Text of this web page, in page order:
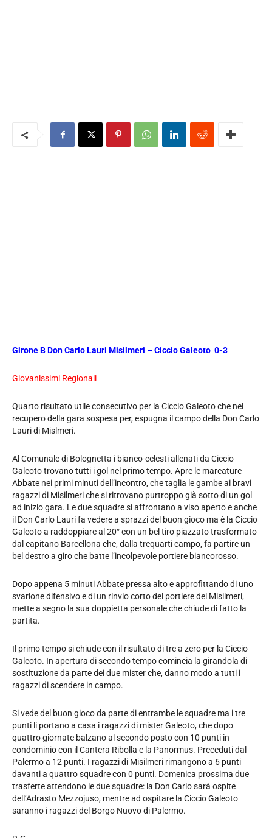
Girone B Don Carlo Lauri Misilmeri – Ciccio Galeoto 0-3
Giovanissimi Regionali
Quarto risultato utile consecutivo per la Ciccio Galeoto che nel
recupero della gara sospesa per, espugna il campo della Don Carlo
Lauri di Mislmeri.
Al Comunale di Bolognetta i bianco-celesti allenati da Ciccio
Galeoto trovano tutti i gol nel primo tempo. Apre le marcature
Abbate nei primi minuti dell’incontro, che taglia le gambe ai bravi
ragazzi di Misilmeri che si ritrovano purtroppo già sotto di un gol
ad inizio gara. Le due squadre si affrontano a viso aperto e anche
il Don Carlo Lauri fa vedere a sprazzi del buon gioco ma è la Ciccio
Galeoto a raddoppiare al 20° con un bel tiro piazzato trasformato
dal capitano Barcellona che, dalla trequarti campo, fa partire un
bel destro a giro che batte l’incolpevole portiere biancorosso.
Dopo appena 5 minuti Abbate pressa alto e approfittando di uno
svarione difensivo e di un rinvio corto del portiere del Misilmeri,
mette a segno la sua doppietta personale che chiude di fatto la
partita.
Il primo tempo si chiude con il risultato di tre a zero per la Ciccio
Galeoto. In apertura di secondo tempo comincia la girandola di
sostituzione da parte dei due mister che, danno modo a tutti i
ragazzi di scendere in campo.
Si vede del buon gioco da parte di entrambe le squadre ma i tre
punti li portano a casa i ragazzi di mister Galeoto, che dopo
quattro giornate balzano al secondo posto con 10 punti in
condominio con il Cantera Ribolla e la Panormus. Preceduti dal
Palermo a 12 punti. I ragazzi di Misilmeri rimangono a 6 punti
davanti a quattro squadre con 0 punti. Domenica prossima due
trasferte attendono le due squadre: la Don Carlo sarà ospite
dell’Adrasto Mezzojuso, mentre ad ospitare la Ciccio Galeoto
saranno i ragazzi del Borgo Nuovo di Palermo.